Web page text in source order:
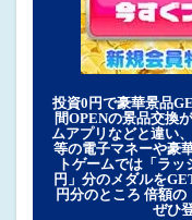
投資0円で豪華景品
間OPENの景品交換
ムアプリなどと違い
等の電子マネーや豪
トゲームでは「ラ
円」分のメダルを
円分のところ 倍額の
ぜひ